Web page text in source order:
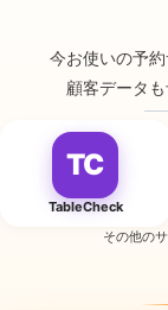
今お使いの予
顧客データ
TC
TableCheck
その他の